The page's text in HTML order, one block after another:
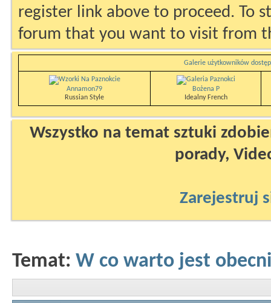
register link above to proceed. To
forum that you want to visit from
Galerie użytkowników
Annamon79
Russian Style
Bożena P
Idealny French
Wszystko na temat sztuki
porady,
Zarejestruj
Temat: W co warto jest